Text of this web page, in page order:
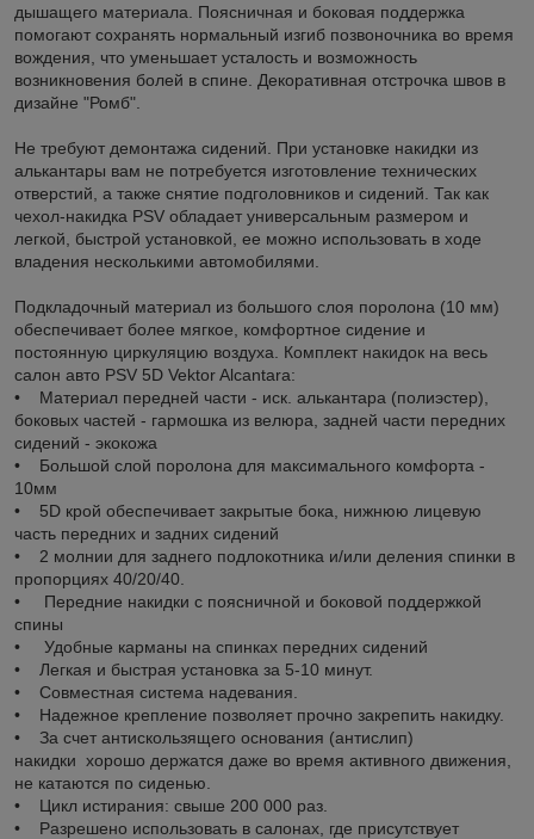
дышащего материала. Поясничная и боковая поддержка
помогают сохранять нормальный изгиб позвоночника во время
вождения, что уменьшает усталость и возможность
возникновения болей в спине. Декоративная отстрочка швов в
дизайне "Ромб".
Не требуют демонтажа сидений. При установке накидки из
алькантары вам не потребуется изготовление технических
отверстий, а также снятие подголовников и сидений. Так как
чехол-накидка PSV обладает универсальным размером и
легкой, быстрой установкой, ее можно использовать в ходе
владения несколькими автомобилями.
Подкладочный материал из большого слоя поролона (10 мм)
обеспечивает более мягкое, комфортное сидение и
постоянную циркуляцию воздуха. Комплект накидок на весь
салон авто PSV 5D Vektor Alcantara:
• Материал передней части - иск. алькантара (полиэстер),
боковых частей - гармошка из велюра, задней части передних
сидений - экокожа
• Большой слой поролона для максимального комфорта -
10мм
• 5D крой обеспечивает закрытые бока, нижнюю лицевую
часть передних и задних сидений
• 2 молнии для заднего подлокотника и/или деления спинки в
пропорциях 40/20/40.
• Передние накидки с поясничной и боковой поддержкой
спины
• Удобные карманы на спинках передних сидений
• Легкая и быстрая установка за 5-10 минут.
• Совместная система надевания.
• Надежное крепление позволяет прочно закрепить накидку.
• За счет антискользящего основания (антислип)
накидки хорошо держатся даже во время активного движения,
не катаются по сиденью.
• Цикл истирания: свыше 200 000 раз.
• Разрешено использовать в салонах, где присутствует